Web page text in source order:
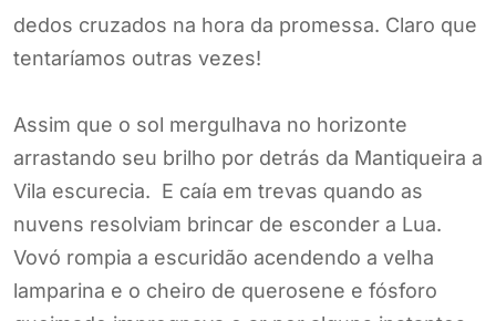
dedos cruzados na hora da promessa. Claro que
tentaríamos outras vezes!
Assim que o sol mergulhava no horizonte
arrastando seu brilho por detrás da Mantiqueira a
Vila escurecia. E caía em trevas quando as
nuvens resolviam brincar de esconder a Lua.
Vovó rompia a escuridão acendendo a velha
lamparina e o cheiro de querosene e fósforo